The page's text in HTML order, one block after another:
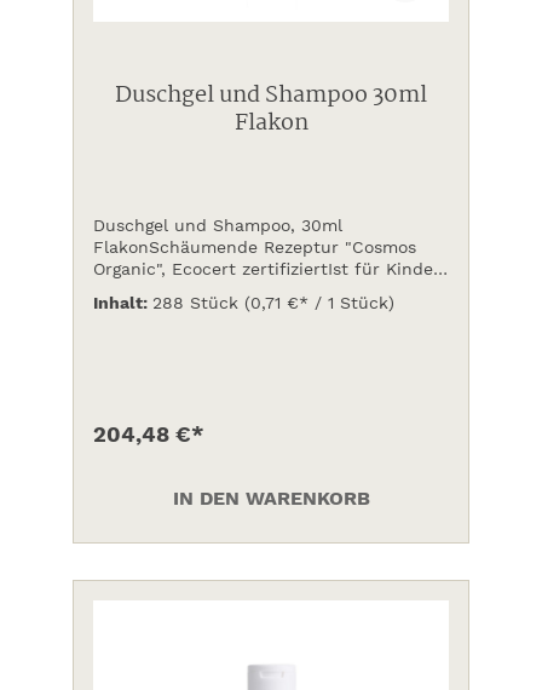
Duschgel und Shampoo 30ml
Flakon
Duschgel und Shampoo, 30ml
FlakonSchäumende Rezeptur "Cosmos
Organic", Ecocert zertifiziertIst für Kinder
Inhalt: 288 Stück (0,71 €* / 1 Stück)
204,48 €*
IN DEN WARENKORB